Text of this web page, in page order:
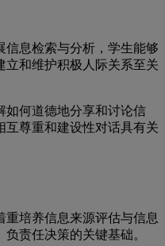
信息检索与分析，学生能够
立和维护积极人际关系至关
如何道德地分享和讨论信
互尊重和建设性对话具有关
培养信息来源评估与信息
责任决策的关键基础。